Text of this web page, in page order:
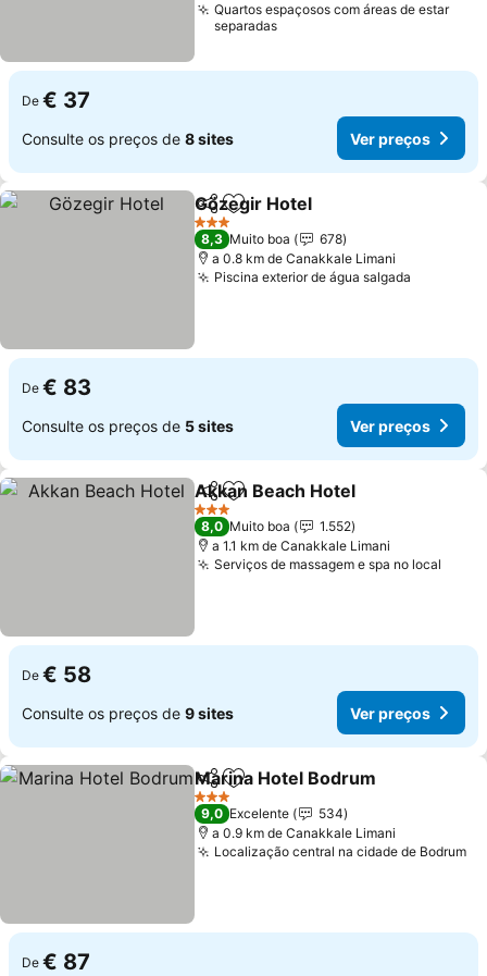
Quartos espaçosos com áreas de estar
separadas
De € 37
Consulte os preços de 8 sites Ver preços
PartilharAdicionar aos favoritos
Gözegir Hotel
3 Estrelas
8,3 Muito boa
678
a 0.8 km de Canakkale Limani
Piscina exterior de água salgada
De € 83
Consulte os preços de 5 sites Ver preços
PartilharAdicionar aos favoritos
Akkan Beach Hotel
3 Estrelas
8,0 Muito boa
1.552
a 1.1 km de Canakkale Limani
Serviços de massagem e spa no local
De € 58
Consulte os preços de 9 sites Ver preços
PartilharAdicionar aos favoritos
Marina Hotel Bodrum
3 Estrelas
9,0 Excelente
534
a 0.9 km de Canakkale Limani
Localização central na cidade de Bodrum
De € 87